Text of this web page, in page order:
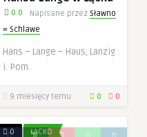
0.0 Napisane przez Sławno
= Schlawe
Hans – Lange – Haus, Lanzig
i. Pom.
9 miesięcy temu 0 0
0 ŁĄCKO